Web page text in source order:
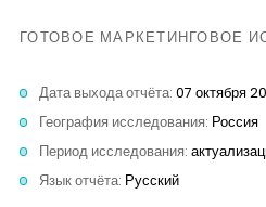
Аналитика
Контакты
ГОТОВОЕ МАРКЕТИНГОВОЕ
Дата выхода отчёта: 07 октября
География исследования: Россия
Период исследования:
Язык отчёта: Русский